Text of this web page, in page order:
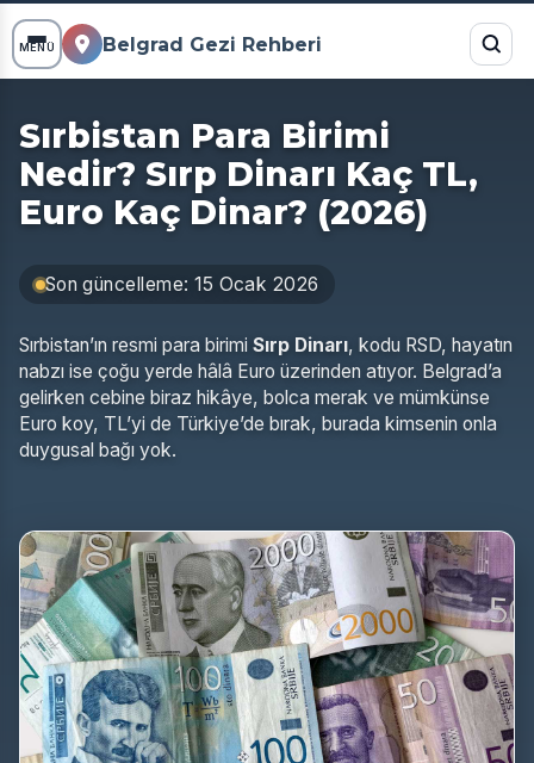
MENÜ Belgrad Gezi Rehberi
Sırbistan Para Birimi
Nedir? Sırp Dinarı Kaç TL,
Euro Kaç Dinar? (2026)
Son güncelleme: 15 Ocak 2026
Sırbistan’ın resmi para birimi Sırp Dinarı, kodu RSD, hayatın
nabzı ise çoğu yerde hâlâ Euro üzerinden atıyor. Belgrad’a
gelirken cebine biraz hikâye, bolca merak ve mümkünse
Euro koy, TL’yi de Türkiye’de bırak, burada kimsenin onla
duygusal bağı yok.